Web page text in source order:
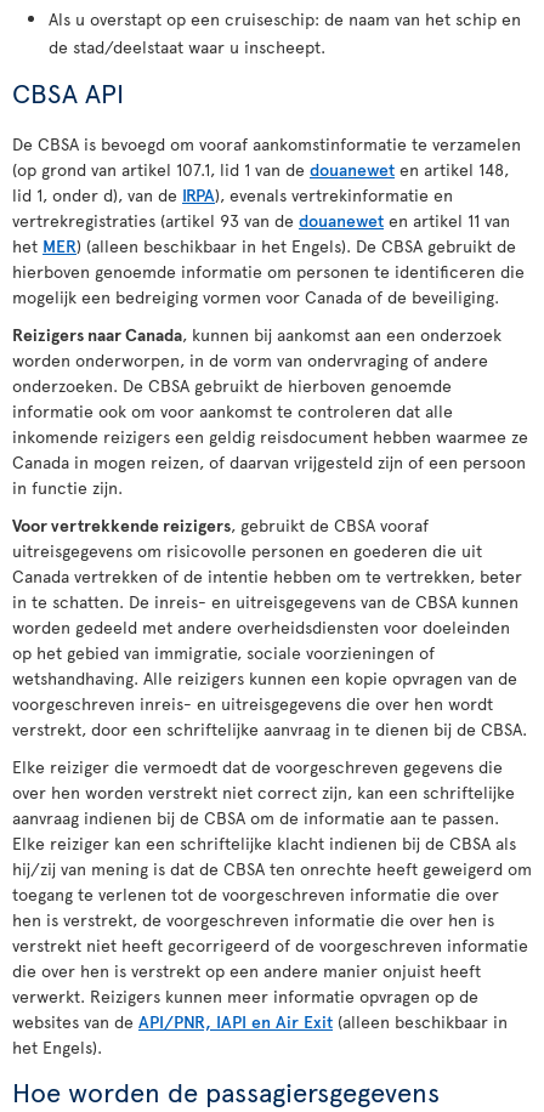
Als u overstapt op een cruiseschip: de naam van het schip en
de stad/deelstaat waar u inscheept.
CBSA API
De CBSA is bevoegd om vooraf aankomstinformatie te verzamelen
(op grond van artikel 107.1, lid 1 van de douanewet en artikel 148,
lid 1, onder d), van de IRPA), evenals vertrekinformatie en
vertrekregistraties (artikel 93 van de douanewet en artikel 11 van
het MER) (alleen beschikbaar in het Engels). De CBSA gebruikt de
hierboven genoemde informatie om personen te identificeren die
mogelijk een bedreiging vormen voor Canada of de beveiliging.
Reizigers naar Canada, kunnen bij aankomst aan een onderzoek
worden onderworpen, in de vorm van ondervraging of andere
onderzoeken. De CBSA gebruikt de hierboven genoemde
informatie ook om voor aankomst te controleren dat alle
inkomende reizigers een geldig reisdocument hebben waarmee ze
Canada in mogen reizen, of daarvan vrijgesteld zijn of een persoon
in functie zijn.
Voor vertrekkende reizigers, gebruikt de CBSA vooraf
uitreisgegevens om risicovolle personen en goederen die uit
Canada vertrekken of de intentie hebben om te vertrekken, beter
in te schatten. De inreis- en uitreisgegevens van de CBSA kunnen
worden gedeeld met andere overheidsdiensten voor doeleinden
op het gebied van immigratie, sociale voorzieningen of
wetshandhaving. Alle reizigers kunnen een kopie opvragen van de
voorgeschreven inreis- en uitreisgegevens die over hen wordt
verstrekt, door een schriftelijke aanvraag in te dienen bij de CBSA.
Elke reiziger die vermoedt dat de voorgeschreven gegevens die
over hen worden verstrekt niet correct zijn, kan een schriftelijke
aanvraag indienen bij de CBSA om de informatie aan te passen.
Elke reiziger kan een schriftelijke klacht indienen bij de CBSA als
hij/zij van mening is dat de CBSA ten onrechte heeft geweigerd om
toegang te verlenen tot de voorgeschreven informatie die over
hen is verstrekt, de voorgeschreven informatie die over hen is
verstrekt niet heeft gecorrigeerd of de voorgeschreven informatie
die over hen is verstrekt op een andere manier onjuist heeft
verwerkt. Reizigers kunnen meer informatie opvragen op de
websites van de API/PNR, IAPI en Air Exit (alleen beschikbaar in
het Engels).
Hoe worden de passagiersgegevens